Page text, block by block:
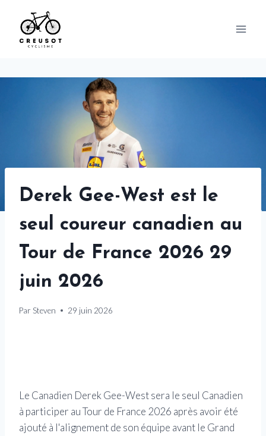
content
Derek Gee-West est le
seul coureur canadien au
Tour de France 2026 29
juin 2026
Par Steven 29 juin 2026
Le Canadien Derek Gee-West sera le seul Canadien
à participer au Tour de France 2026 après avoir été
ajouté à l'alignement de son équipe avant le Grand